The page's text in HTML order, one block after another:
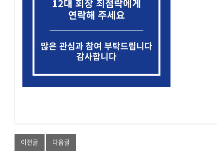
이전글 다음글